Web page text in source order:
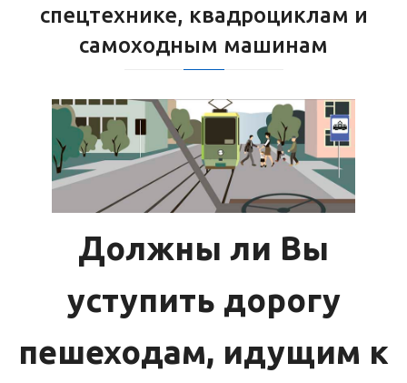
спецтехнике, квадроциклам и
самоходным машинам
Должны ли Вы
уступить дорогу
пешеходам, идущим к